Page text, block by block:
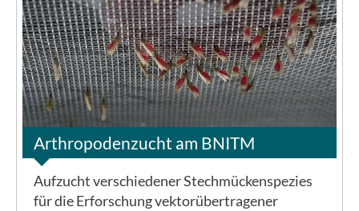
©GEO am BNITM
Arthropodenzucht am BNITM
Aufzucht verschiedener Stechmückenspezies
für die Erforschung vektorübertragener